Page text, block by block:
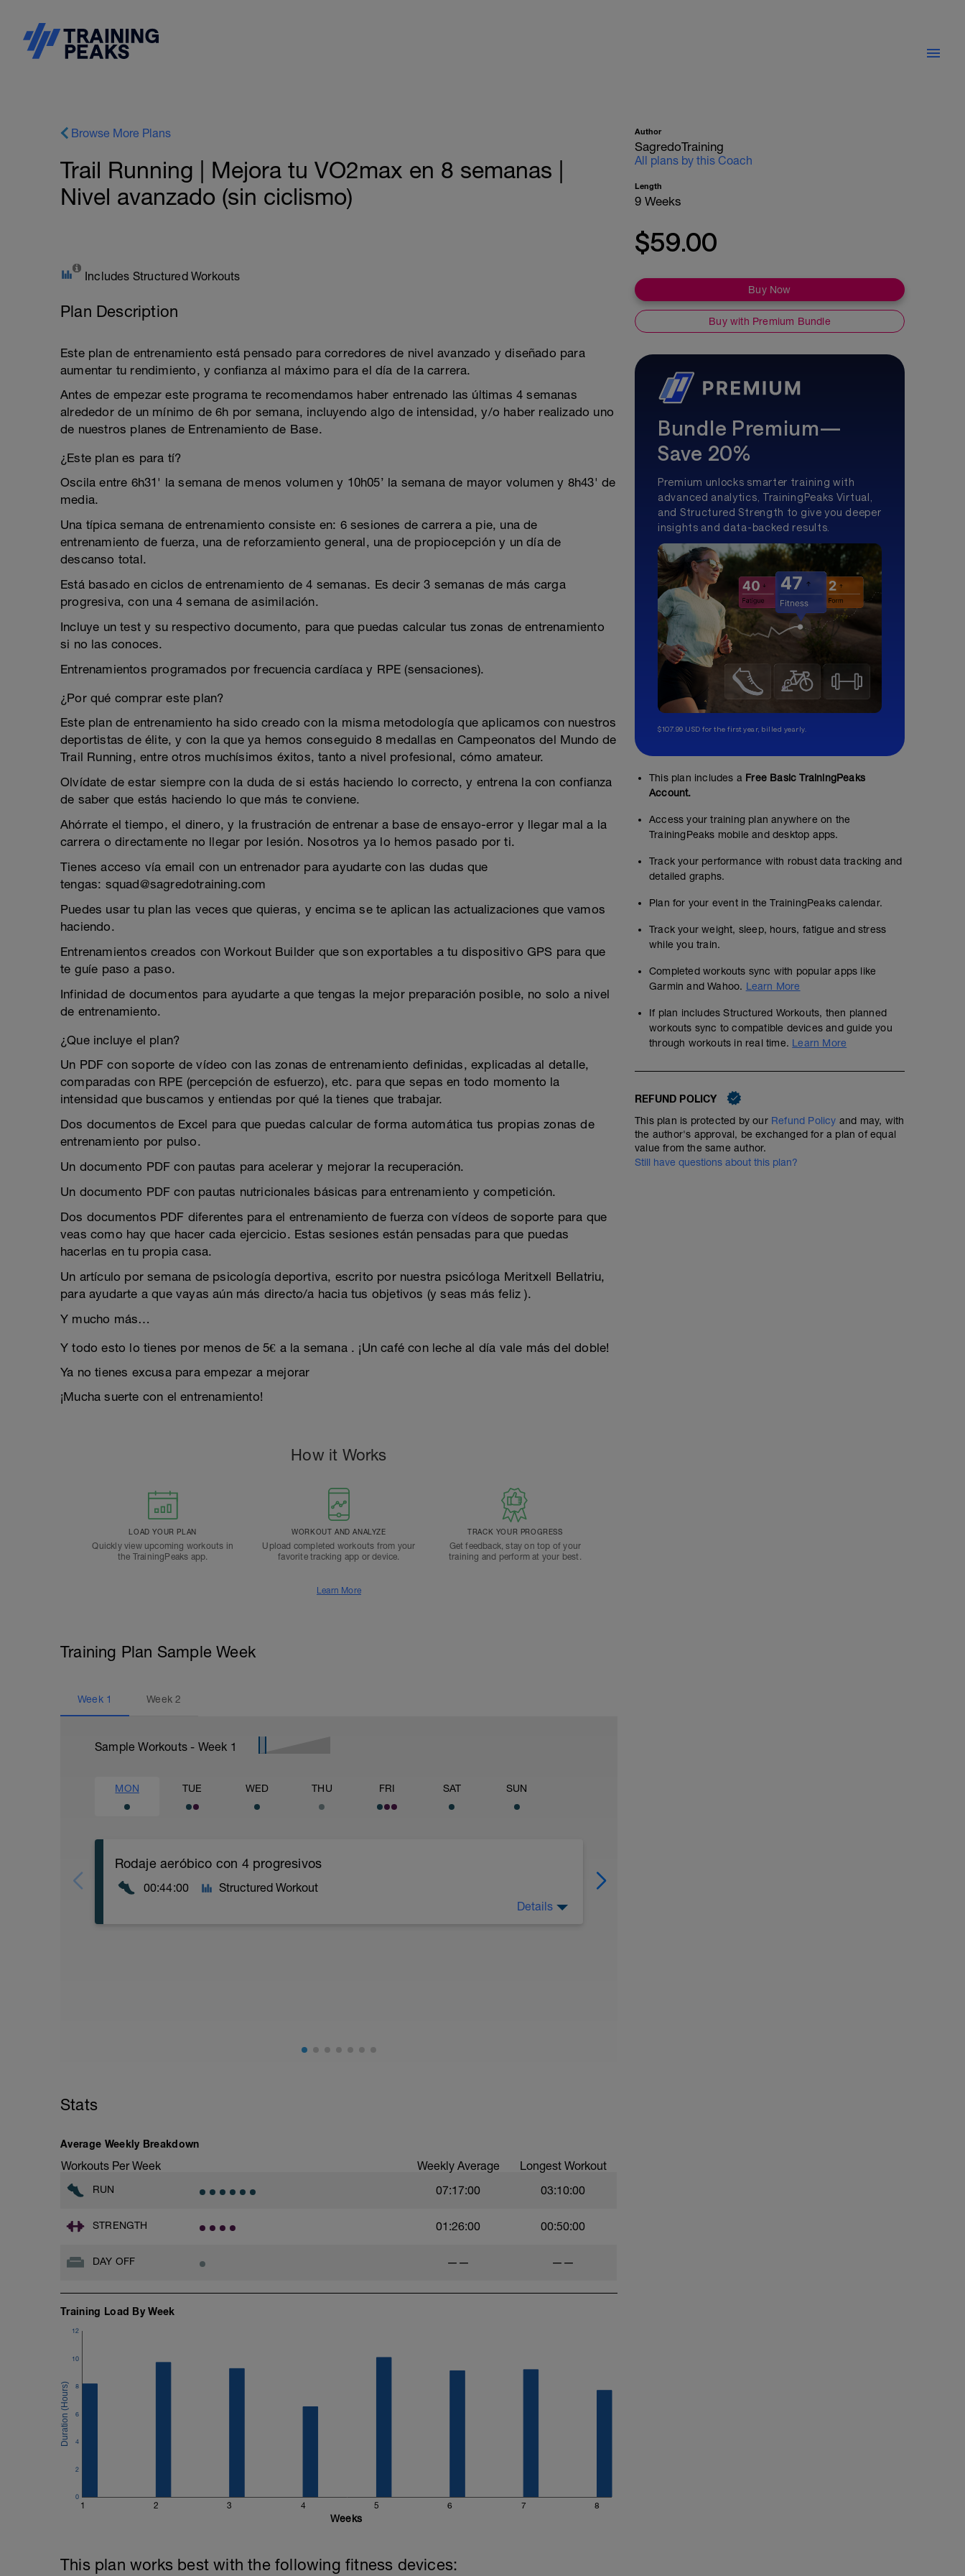
Browse More Plans
Trail Running | Mejora tu VO2max en 8 semanas |
Nivel avanzado (sin ciclismo)
Includes Structured Workouts
Plan Description
Este plan de entrenamiento está pensado para corredores de nivel avanzado y diseñado para
aumentar tu rendimiento, y confianza al máximo para el día de la carrera.
Antes de empezar este programa te recomendamos haber entrenado las últimas 4 semanas
alrededor de un mínimo de 6h por semana, incluyendo algo de intensidad, y/o haber realizado uno
de nuestros planes de Entrenamiento de Base.
¿Este plan es para tí?
Oscila entre 6h31' la semana de menos volumen y 10h05’ la semana de mayor volumen y 8h43' de
media.
Una típica semana de entrenamiento consiste en: 6 sesiones de carrera a pie, una de
entrenamiento de fuerza, una de reforzamiento general, una de propiocepción y un día de
descanso total.
Está basado en ciclos de entrenamiento de 4 semanas. Es decir 3 semanas de más carga
progresiva, con una 4 semana de asimilación.
Incluye un test y su respectivo documento, para que puedas calcular tus zonas de entrenamiento
si no las conoces.
Entrenamientos programados por frecuencia cardíaca y RPE (sensaciones).
¿Por qué comprar este plan?
Este plan de entrenamiento ha sido creado con la misma metodología que aplicamos con nuestros
deportistas de élite, y con la que ya hemos conseguido 8 medallas en Campeonatos del Mundo de
Trail Running, entre otros muchísimos éxitos, tanto a nivel profesional, cómo amateur.
Olvídate de estar siempre con la duda de si estás haciendo lo correcto, y entrena la con confianza
de saber que estás haciendo lo que más te conviene.
Ahórrate el tiempo, el dinero, y la frustración de entrenar a base de ensayo-error y llegar mal a la
carrera o directamente no llegar por lesión. Nosotros ya lo hemos pasado por ti.
Tienes acceso vía email con un entrenador para ayudarte con las dudas que
tengas: squad@sagredotraining.com
Puedes usar tu plan las veces que quieras, y encima se te aplican las actualizaciones que vamos
haciendo.
Entrenamientos creados con Workout Builder que son exportables a tu dispositivo GPS para que
te guíe paso a paso.
Infinidad de documentos para ayudarte a que tengas la mejor preparación posible, no solo a nivel
de entrenamiento.
¿Que incluye el plan?
Un PDF con soporte de vídeo con las zonas de entrenamiento definidas, explicadas al detalle,
comparadas con RPE (percepción de esfuerzo), etc. para que sepas en todo momento la
intensidad que buscamos y entiendas por qué la tienes que trabajar.
Dos documentos de Excel para que puedas calcular de forma automática tus propias zonas de
entrenamiento por pulso.
Un documento PDF con pautas para acelerar y mejorar la recuperación.
Un documento PDF con pautas nutricionales básicas para entrenamiento y competición.
Dos documentos PDF diferentes para el entrenamiento de fuerza con vídeos de soporte para que
veas como hay que hacer cada ejercicio. Estas sesiones están pensadas para que puedas
hacerlas en tu propia casa.
Un artículo por semana de psicología deportiva, escrito por nuestra psicóloga Meritxell Bellatriu,
para ayudarte a que vayas aún más directo/a hacia tus objetivos (y seas más feliz ).
Y mucho más…
Y todo esto lo tienes por menos de 5€ a la semana . ¡Un café con leche al día vale más del doble!
Ya no tienes excusa para empezar a mejorar
¡Mucha suerte con el entrenamiento!
How it Works
LOAD YOUR PLAN
Quickly view upcoming workouts in
the TrainingPeaks app.
WORKOUT AND ANALYZE
Upload completed workouts from your
favorite tracking app or device.
TRACK YOUR PROGRESS
Get feedback, stay on top of your
training and perform at your best.
Learn More
Training Plan Sample Week
Week 1 Week2
Sample Workouts - Week 1
MON TUE WED THU FRI SAT SUN
Rodaje aeróbico con 4 progresivos
00:44:00 Structured Workout
Details
Stats
Average Weekly Breakdown
Workouts Per Week Weekly Average Longest Workout
RUN 07:17:00 03:10:00
STRENGTH 01:26:00 00:50:00
DAY OFF —— ——
Training Load By Week
1 2 3 4 5 6 7 8
0
2
4
6
8
10
12
Weeks
This plan works best with the following fitness devices:
Author
SagredoTraining
All plans by this Coach
Length
9 Weeks
$59.00
Buy Now
Buy with Premium Bundle
Bundle Premium—
Save 20%
Premium unlocks smarter training with
advanced analytics, TrainingPeaks Virtual,
and Structured Strength to give you deeper
insights and data-backed results.
$107.99 USD for the first year, billed yearly.
This plan includes a Free Basic TrainingPeaks
Account.
Access your training plan anywhere on the
TrainingPeaks mobile and desktop apps.
Track your performance with robust data tracking and
detailed graphs.
Plan for your event in the TrainingPeaks calendar.
Track your weight, sleep, hours, fatigue and stress
while you train.
Completed workouts sync with popular apps like
Garmin and Wahoo. Learn More
If plan includes Structured Workouts, then planned
workouts sync to compatible devices and guide you
through workouts in real time. Learn More
REFUND POLICY
This plan is protected by our Refund Policy and may, with
the author's approval, be exchanged for a plan of equal
value from the same author.
Still have questions about this plan?